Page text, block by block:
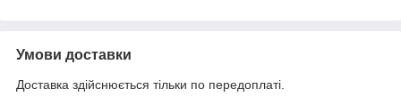
Умови доставки
Доставка здійснюється тільки по передоплаті.